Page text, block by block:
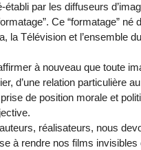
établi par les diffuseurs
Ce “formatage” né
la Télévision et l’ensemble
à nouveau que toute
d’une relation particulière
prise de position morale et
réalisateurs, nous
à rendre nos films invisibles